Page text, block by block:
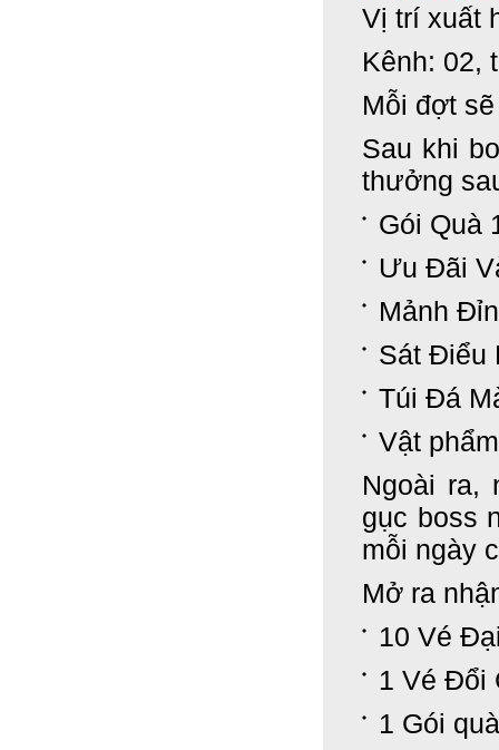
Vị trí xuất
Kênh: 02,
Mỗi đợt
Sau khi
thưởng
Gói Quà
Ưu Đãi
Mảnh
Sát Điểu
Túi Đá
Vật
Ngoài ra,
gục boss
mỗi ngày
Mở ra
10 Vé
1 Vé Đổi
1 Gói